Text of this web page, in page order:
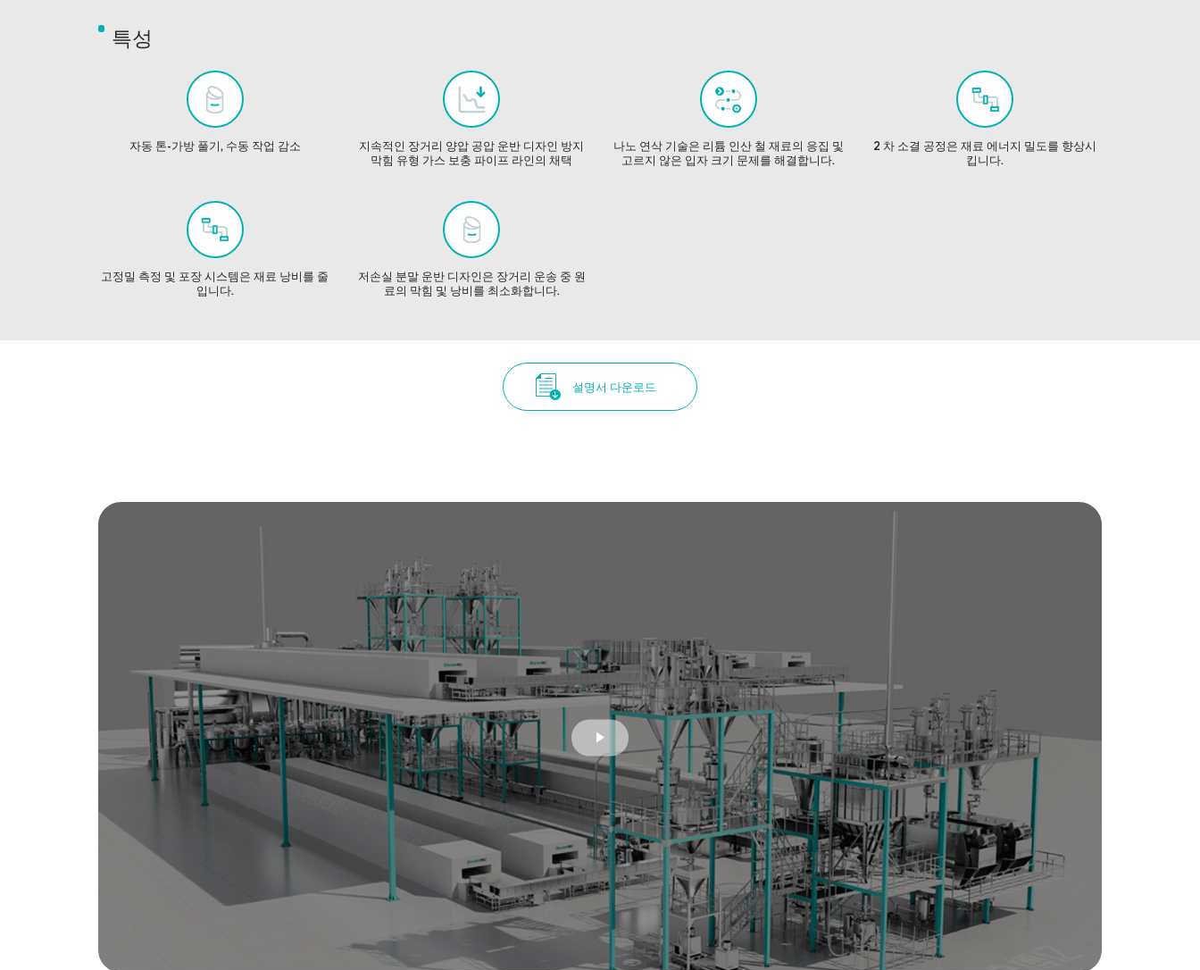
특성
자동 톤-가방 풀기, 수동 작업 감소
지속적인 장거리 양압 공압 운반 디자인 방지
막힘 유형 가스 보충 파이프 라인의 채택
나노 연삭 기술은 리튬 인산 철 재료의 응집 및
고르지 않은 입자 크기 문제를 해결합니다.
2 차 소결 공정은 재료 에너지 밀도를 향상시
킵니다.
고정밀 측정 및 포장 시스템은 재료 낭비를 줄
입니다.
저손실 분말 운반 디자인은 장거리 운송 중 원
료의 막힘 및 낭비를 최소화합니다.
설명서 다운로드